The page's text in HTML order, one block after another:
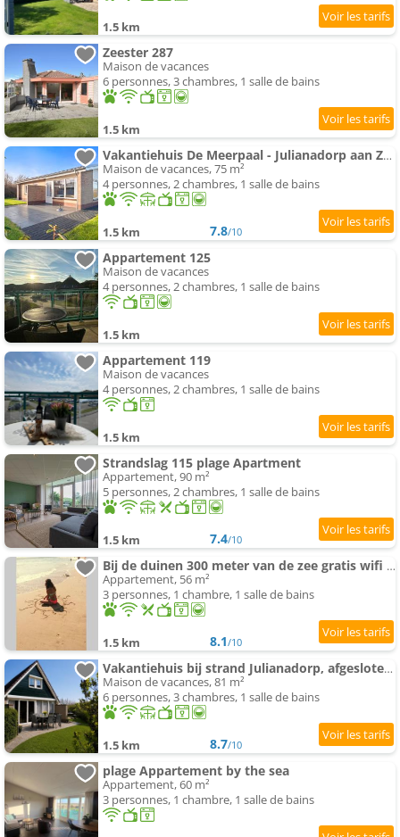
1.5 km
Zeester 287
Maison de vacances
6 personnes, 3 chambres, 1 salle de bains
1.5 km
Vakantiehuis De Meerpaal - Julianadorp aan Zee
Maison de vacances, 75 m²
4 personnes, 2 chambres, 1 salle de bains
1.5 km 7.8/10
Appartement 125
Maison de vacances
4 personnes, 2 chambres, 1 salle de bains
1.5 km
Appartement 119
Maison de vacances
4 personnes, 2 chambres, 1 salle de bains
1.5 km
Strandslag 115 plage Apartment
Appartement, 90 m²
5 personnes, 2 chambres, 1 salle de bains
1.5 km 7.4/10
Bij de duinen 300 meter van de zee gratis wifi huisdieren toegestaan thuiswerkplek
Appartement, 56 m²
3 personnes, 1 chambre, 1 salle de bains
1.5 km 8.1/10
Vakantiehuis bij strand Julianadorp, afgesloten tuin & hond welkom, mobiele AIRCO
Maison de vacances, 81 m²
6 personnes, 3 chambres, 1 salle de bains
1.5 km 8.7/10
plage Appartement by the sea
Appartement, 60 m²
3 personnes, 1 chambre, 1 salle de bains